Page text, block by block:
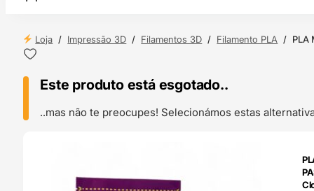
Loja / Impressão 3D / Filamentos 3D / Filamento PLA / PLA
Este produto está esgotado..
..mas não te preocupes! Selecionámos estas